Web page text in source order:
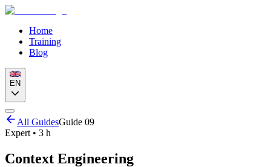
Home
Training
Blog
EN
All GuidesGuide 09
Expert • 3 h
Context Engineering